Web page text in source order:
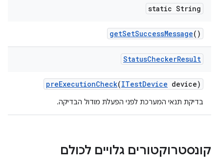
static String
getSetSuccessMessage()
StatusCheckerResult
preExecutionCheck(ITestDevice device)
בדיקת תנאי המערכת לפני הפעלת מודול הבדיקה.
קונסטרוקטורים גלויים לכולם